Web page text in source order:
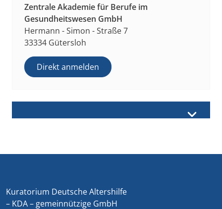
Zentrale Akademie für Berufe im
Gesundheitswesen GmbH
Hermann - Simon - Straße 7
33334 Gütersloh
Direkt anmelden
Kuratorium Deutsche Altershilfe
– KDA – gemeinnützige GmbH